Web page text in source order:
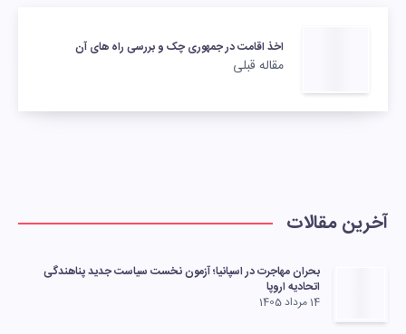
اخذ اقامت در جمهوری چک و بررسی راه های آن
مقاله قبلی
آخرین مقالات
بحران مهاجرت در اسپانیا؛ آزمون نخست سیاست جدید پناهندگی
اتحادیه اروپا
14 مرداد 1405